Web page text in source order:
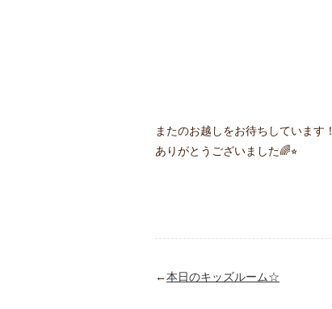
またのお越しをお待ちしています！
ありがとうございました🌈⭐︎
←本日のキッズルーム☆